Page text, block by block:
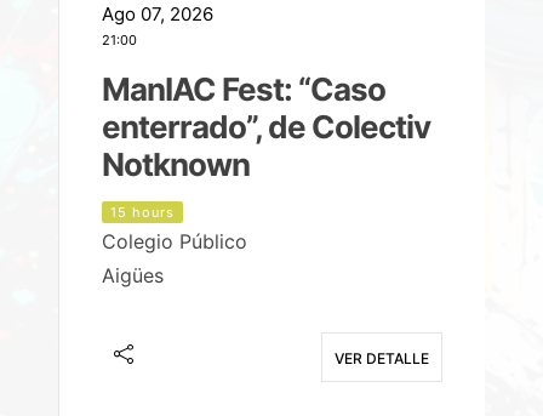
Ago 07, 2026
21:00
ManIAC Fest: “Caso
enterrado”, de Colectiv
Notknown
15 hours
Colegio Público
Aigües
VER DETALLE